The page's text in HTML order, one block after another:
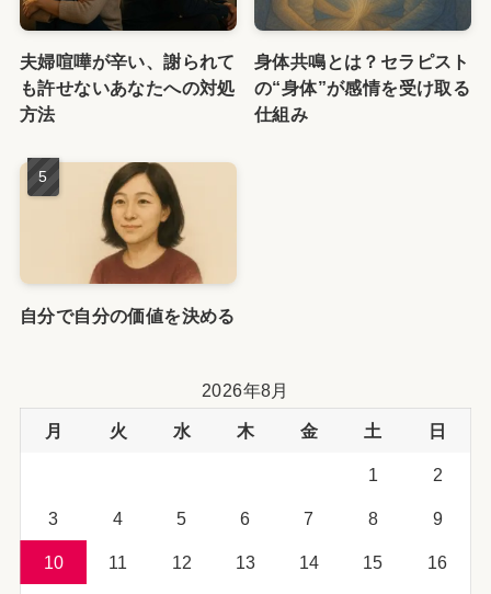
夫婦喧嘩が辛い、謝られて
も許せないあなたへの対処
方法
身体共鳴とは？セラピスト
の“身体”が感情を受け取る
仕組み
自分で自分の価値を決める
2026年8月
月 火 水 木 金 土 日
1 2
3 4 5 6 7 8 9
10 11 12 13 14 15 16